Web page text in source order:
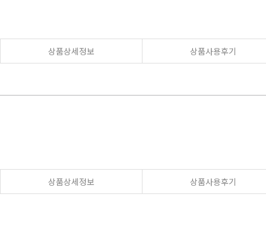
상품상세정보 상품사용후기
상품상세정보 상품사용후기